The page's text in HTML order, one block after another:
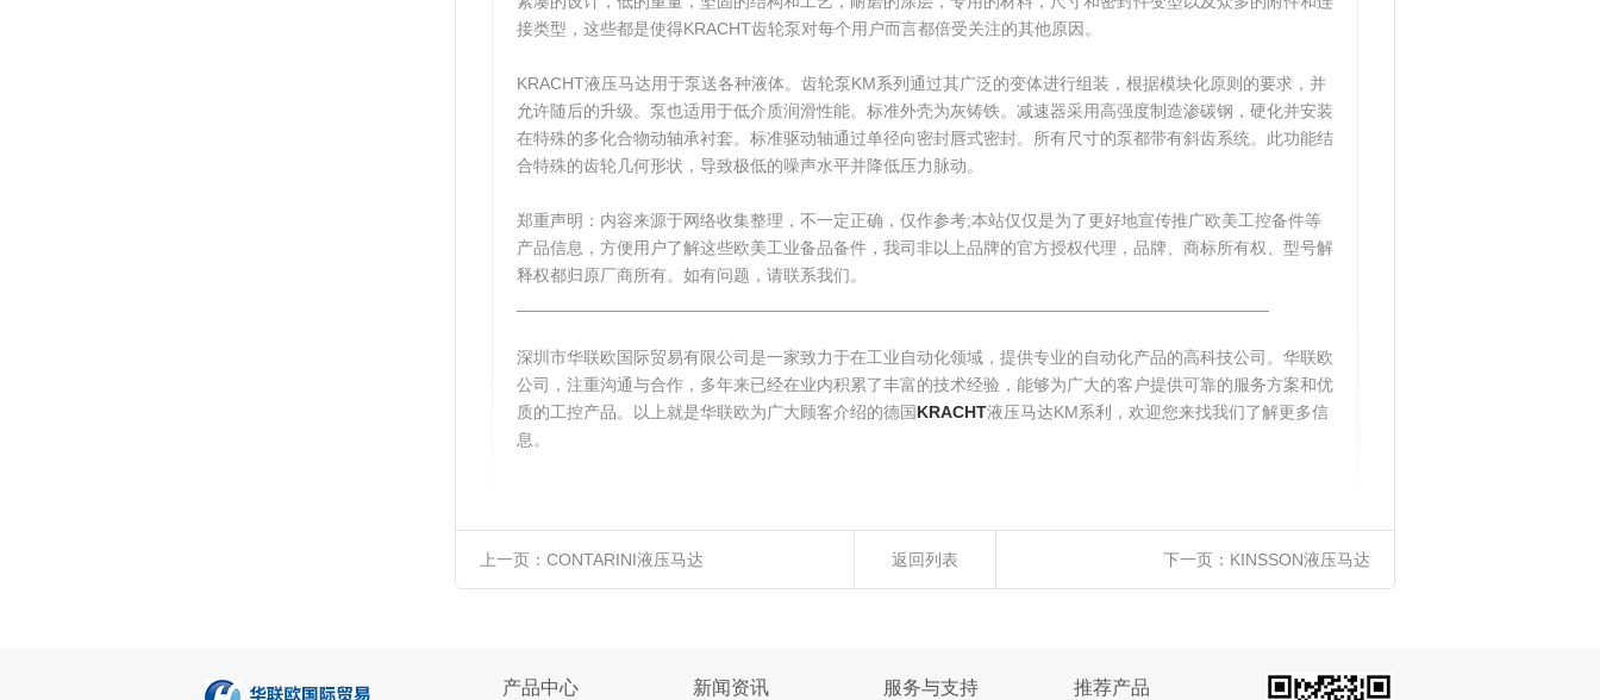
接类型，这些都是使得KRACHT齿轮泵对每个用户而言都倍受关注的其他原因。
KRACHT液压马达用于泵送各种液体。齿轮泵KM系列通过其广泛的变体进行组装，根据模块化原则的要求，并
允许随后的升级。泵也适用于低介质润滑性能。标准外壳为灰铸铁。减速器采用高强度制造渗碳钢，硬化并安装
在特殊的多化合物动轴承衬套。标准驱动轴通过单径向密封唇式密封。所有尺寸的泵都带有斜齿系统。此功能结
合特殊的齿轮几何形状，导致极低的噪声水平并降低压力脉动。
郑重声明：内容来源于网络收集整理，不一定正确，仅作参考;本站仅仅是为了更好地宣传推广欧美工控备件等
产品信息，方便用户了解这些欧美工业备品备件，我司非以上品牌的官方授权代理，品牌、商标所有权、型号解
释权都归原厂商所有。如有问题，请联系我们。
深圳市华联欧国际贸易有限公司是一家致力于在工业自动化领域，提供专业的自动化产品的高科技公司。华联欧
公司，注重沟通与合作，多年来已经在业内积累了丰富的技术经验，能够为广大的客户提供可靠的服务方案和优
质的工控产品。以上就是华联欧为广大顾客介绍的德国KRACHT液压马达KM系利，欢迎您来找我们了解更多信
息。
上一页： CONTARINI液压马达 返回列表 下一页： KINSSON液压马达
产品中心 新闻资讯 服务与支持 推荐产品